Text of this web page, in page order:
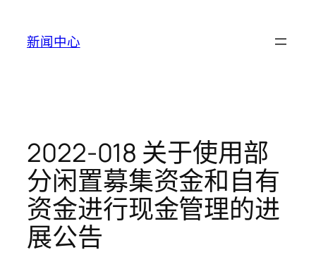
新闻中心
2022-018 关于使用部
分闲置募集资金和自有
资金进行现金管理的进
展公告